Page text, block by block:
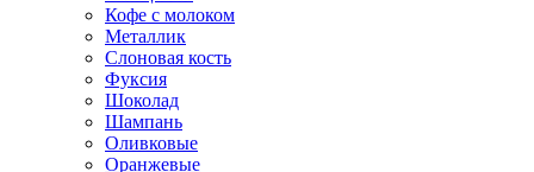
Кофе с молоком
Металлик
Слоновая кость
Фуксия
Шоколад
Шампань
Оливковые
Оранжевые